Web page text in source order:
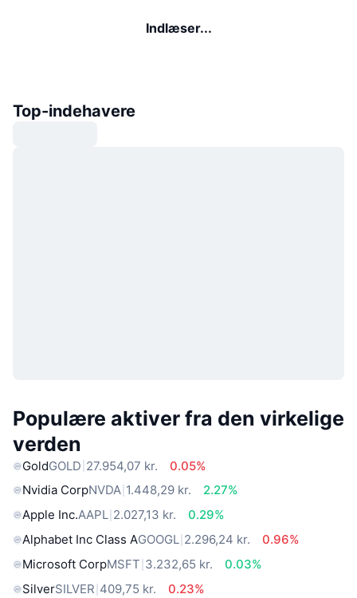
Indlæser...
Top-indehavere
Populære aktiver fra den virkelige
verden
GoldGOLD 27.954,07 kr.
0.05%
Nvidia CorpNVDA 1.448,29 kr.
2.27%
Apple Inc.AAPL 2.027,13 kr.
0.29%
Alphabet Inc Class AGOOGL 2.296,24 kr.
0.96%
Microsoft CorpMSFT 3.232,65 kr.
0.03%
SilverSILVER 409,75 kr.
0.23%